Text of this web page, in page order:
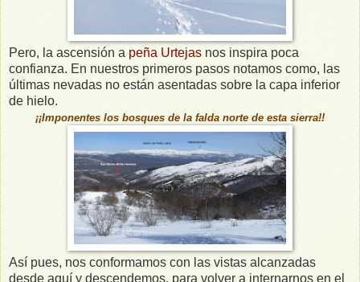
Pero, la ascensión a peña Urtejas nos inspira poca
confianza. En nuestros primeros pasos notamos como, las
últimas nevadas no están asentadas sobre la capa inferior
de hielo.
¡¡Imponentes los bosques de la falda norte de esta sierra!!
Así pues, nos conformamos con las vistas alcanzadas
desde aquí y descendemos, para volver a internarnos en el